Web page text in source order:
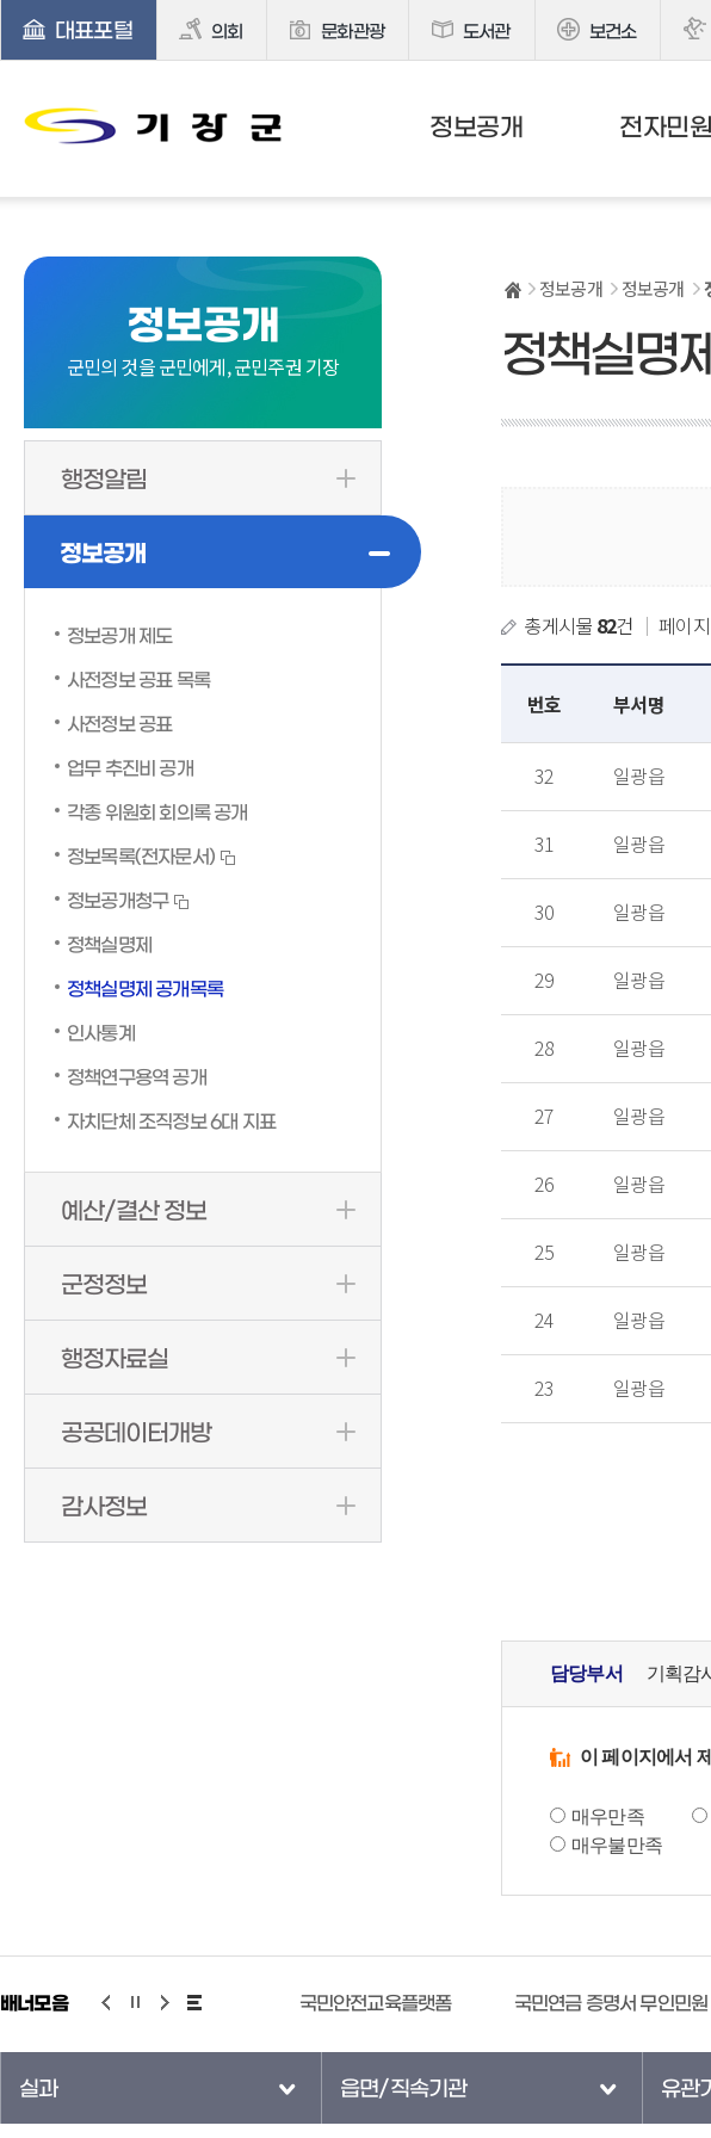
대표포털 의회 문화관광 도서관 보건소
정보공개 전자민원
정보공개
군민의 것을 군민에게, 군민주권 기장
행정알림
정보공개
정보공개 제도
사전정보 공표 목록
사전정보 공표
업무 추진비 공개
각종 위원회 회의록 공개
정보목록(전자문서)
정보공개청구
정책실명제
정책실명제 공개목록
인사통계
정책연구용역 공개
자치단체 조직정보 6대 지표
예산/결산 정보
군정정보
행정자료실
공공데이터개방
감사정보
정보공개 정보공개
정책실명
총게시물 82건 ｜ 페이
번호 부서명
32 일광읍
31 일광읍
30 일광읍
29 일광읍
28 일광읍
27 일광읍
26 일광읍
25 일광읍
24 일광읍
23 일광읍
담당부서 기획감
이 페이지에서
매우만족
매우불만족
배너모음기상청 누리예보 국민안전교육플랫폼 국민연금 증명서 무인민
실과 읍면/직속기관 유관